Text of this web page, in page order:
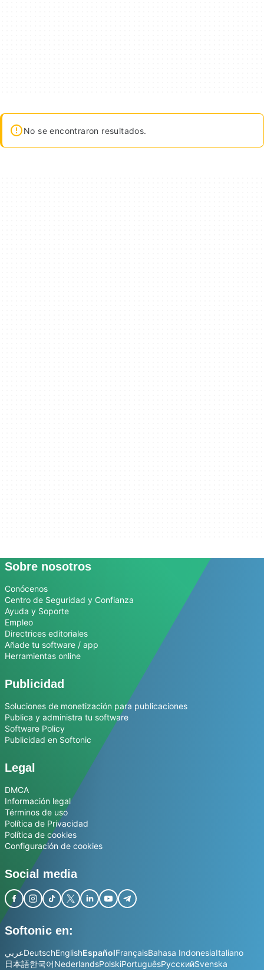
No se encontraron resultados.
Sobre nosotros
Conócenos
Centro de Seguridad y Confianza
Ayuda y Soporte
Empleo
Directrices editoriales
Añade tu software / app
Herramientas online
Publicidad
Soluciones de monetización para publicaciones
Publica y administra tu software
Software Policy
Publicidad en Softonic
Legal
DMCA
Información legal
Términos de uso
Política de Privacidad
Política de cookies
Configuración de cookies
Social media
Softonic en:
عربيDeutschEnglishEspañolFrançaisBahasa IndonesiaItaliano
日本語한국어NederlandsPolskiPortuguêsРусскийSvenska